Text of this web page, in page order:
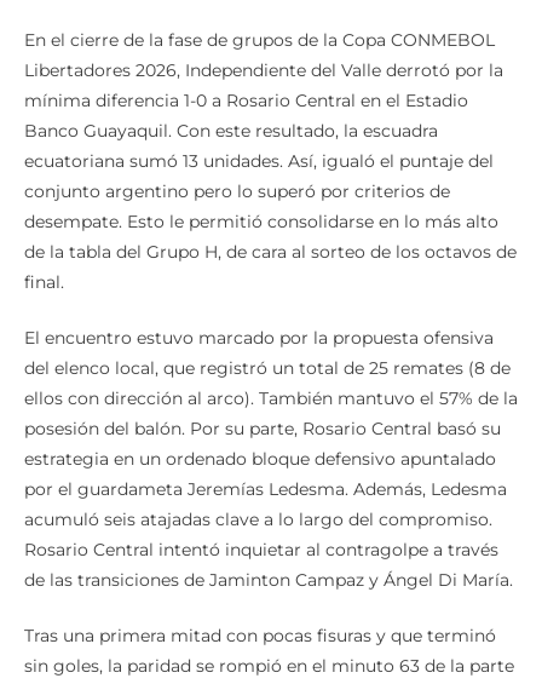
En el cierre de la fase de grupos de la Copa CONMEBOL
Libertadores 2026, Independiente del Valle derrotó por la
mínima diferencia 1-0 a Rosario Central en el Estadio
Banco Guayaquil. Con este resultado, la escuadra
ecuatoriana sumó 13 unidades. Así, igualó el puntaje del
conjunto argentino pero lo superó por criterios de
desempate. Esto le permitió consolidarse en lo más alto
de la tabla del Grupo H, de cara al sorteo de los octavos de
final.
El encuentro estuvo marcado por la propuesta ofensiva
del elenco local, que registró un total de 25 remates (8 de
ellos con dirección al arco). También mantuvo el 57% de la
posesión del balón. Por su parte, Rosario Central basó su
estrategia en un ordenado bloque defensivo apuntalado
por el guardameta Jeremías Ledesma. Además, Ledesma
acumuló seis atajadas clave a lo largo del compromiso.
Rosario Central intentó inquietar al contragolpe a través
de las transiciones de Jaminton Campaz y Ángel Di María.
Tras una primera mitad con pocas fisuras y que terminó
sin goles, la paridad se rompió en el minuto 63 de la parte